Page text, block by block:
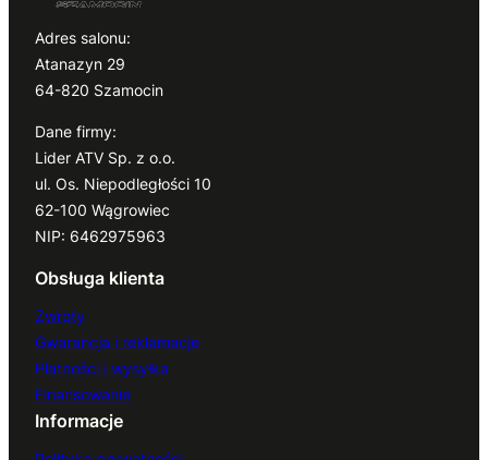
Adres salonu:
Atanazyn 29
64-820 Szamocin
Dane firmy:
Lider ATV Sp. z o.o.
ul. Os. Niepodległości 10
62-100 Wągrowiec
NIP: 6462975963
Obsługa klienta
Zwroty
Gwarancja i reklamacje
Płatności i wysyłka
Finansowanie
Informacje